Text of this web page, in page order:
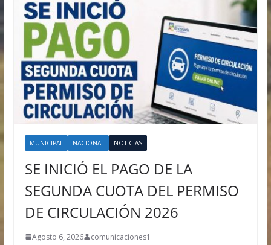
MUNICIPAL NACIONAL NOTICIAS
SE INICIÓ EL PAGO DE LA
SEGUNDA CUOTA DEL PERMISO
DE CIRCULACIÓN 2026
Agosto 6, 2026 comunicaciones1